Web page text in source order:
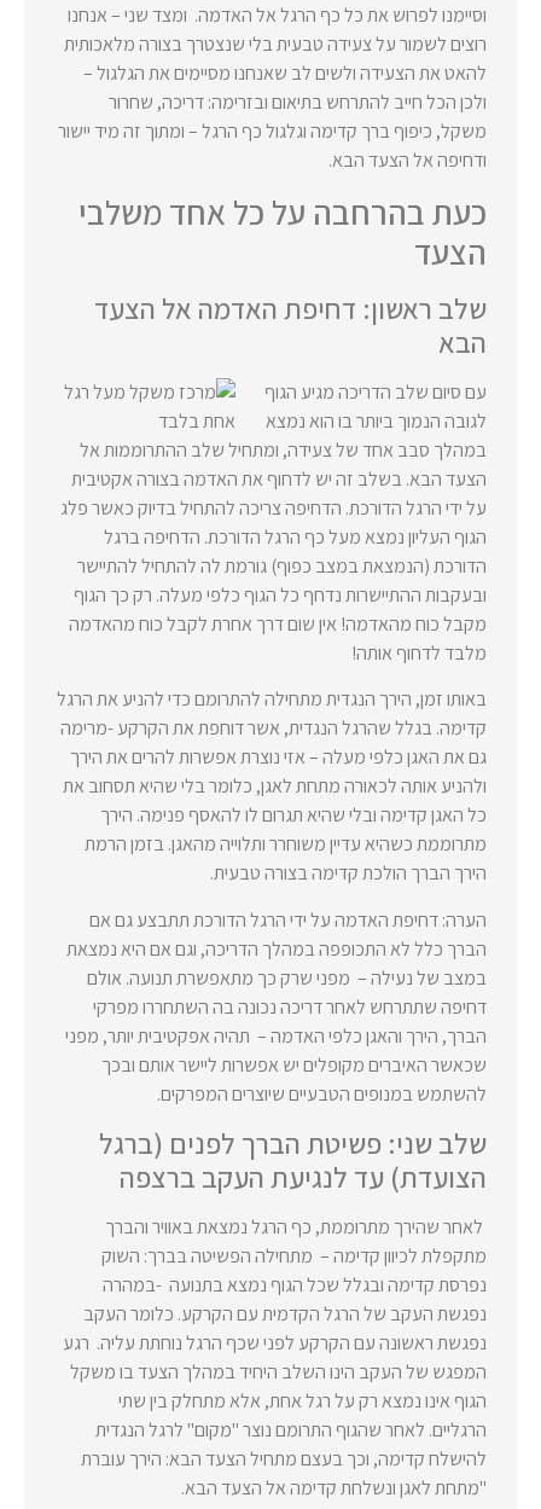
וסיימנו לפרוש את כל כף הרגל אל האדמה. ומצד שני – אנחנו
רוצים לשמור על צעידה טבעית בלי שנצטרך בצורה מלאכותית
להאט את הצעידה ולשים לב שאנחנו מסיימים את הגלגול –
ולכן הכל חייב להתרחש בתיאום ובזרימה: דריכה, שחרור
משקל, כיפוף ברך קדימה וגלגול כף הרגל – ומתוך זה מיד יישור
ודחיפה אל הצעד הבא.
כעת בהרחבה על כל אחד משלבי
הצעד
שלב ראשון: דחיפת האדמה אל הצעד
הבא
עם סיום שלב הדריכה מגיע הגוף
לגובה הנמוך ביותר בו הוא נמצא
במהלך סבב אחד של צעידה, ומתחיל שלב ההתרוממות אל
הצעד הבא. בשלב זה יש לדחוף את האדמה בצורה אקטיבית
על ידי הרגל הדורכת. הדחיפה צריכה להתחיל בדיוק כאשר פלג
הגוף העליון נמצא מעל כף הרגל הדורכת. הדחיפה ברגל
הדורכת (הנמצאת במצב כפוף) גורמת לה להתחיל להתיישר
ובעקבות ההתיישרות נדחף כל הגוף כלפי מעלה. רק כך הגוף
מקבל כוח מהאדמה! אין שום דרך אחרת לקבל כוח מהאדמה
מלבד לדחוף אותה!
באותו זמן, הירך הנגדית מתחילה להתרומם כדי להניע את הרגל
קדימה. בגלל שהרגל הנגדית, אשר דוחפת את הקרקע -מרימה
גם את האגן כלפי מעלה – אזי נוצרת אפשרות להרים את הירך
ולהניע אותה לכאורה מתחת לאגן, כלומר בלי שהיא תסחוב את
כל האגן קדימה ובלי שהיא תגרום לו להאסף פנימה. הירך
מתרוממת כשהיא עדיין משוחרר ותלוייה מהאגן. בזמן הרמת
הירך הברך הולכת קדימה בצורה טבעית.
הערה: דחיפת האדמה על ידי הרגל הדורכת תתבצע גם אם
הברך כלל לא התכופפה במהלך הדריכה, וגם אם היא נמצאת
במצב של נעילה – מפני שרק כך מתאפשרת תנועה. אולם
דחיפה שתתרחש לאחר דריכה נכונה בה השתחררו מפרקי
הברך, הירך והאגן כלפי האדמה – תהיה אפקטיבית יותר, מפני
שכאשר האיברים מקופלים יש אפשרות ליישר אותם ובכך
להשתמש במנופים הטבעיים שיוצרים המפרקים.
שלב שני: פשיטת הברך לפנים (ברגל
הצועדת) עד לנגיעת העקב ברצפה
לאחר שהירך מתרוממת, כף הרגל נמצאת באוויר והברך
מתקפלת לכיוון קדימה – מתחילה הפשיטה בברך: השוק
נפרסת קדימה ובגלל שכל הגוף נמצא בתנועה -במהרה
נפגשת העקב של הרגל הקדמית עם הקרקע. כלומר העקב
נפגשת ראשונה עם הקרקע לפני שכף הרגל נוחתת עליה. רגע
המפגש של העקב הינו השלב היחיד במהלך הצעד בו משקל
הגוף אינו נמצא רק על רגל אחת, אלא מתחלק בין שתי
הרגליים. לאחר שהגוף התרומם נוצר "מקום" לרגל הנגדית
להישלח קדימה, וכך בעצם מתחיל הצעד הבא: הירך עוברת
"מתחת לאגן ונשלחת קדימה אל הצעד הבא.